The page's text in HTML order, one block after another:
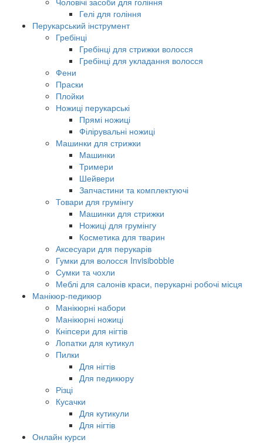
Гелі для гоління
Перукарський інструмент
Гребінці
Гребінці для стрижки волосся
Гребінці для укладання волосся
Фени
Праски
Плойки
Ножиці перукарські
Прямі ножиці
Філірувальні ножиці
Машинки для стрижки
Машинки
Тримери
Шейвери
Запчастини та комплектуючі
Товари для грумінгу
Машинки для стрижки
Ножиці для грумінгу
Косметика для тварин
Аксесуари для перукарів
Гумки для волосся Invisibobble
Сумки та чохли
Меблі для салонів краси, перукарні робочі місця
Манікюр-педикюр
Манікюрні набори
Манікюрні ножиці
Кніпсери для нігтів
Лопатки для кутикул
Пилки
Для нігтів
Для педикюру
Різці
Кусачки
Для кутикули
Для нігтів
Онлайн курси